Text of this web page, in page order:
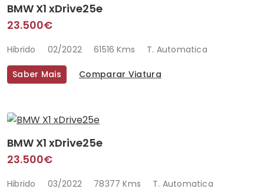
BMW X1 xDrive25e
23.500€
Hibrido 02/2022 61516 Kms T. Automatica
Saber Mais Comparar Viatura
BMW X1 xDrive25e
23.500€
Hibrido 03/2022 78377 Kms T. Automatica